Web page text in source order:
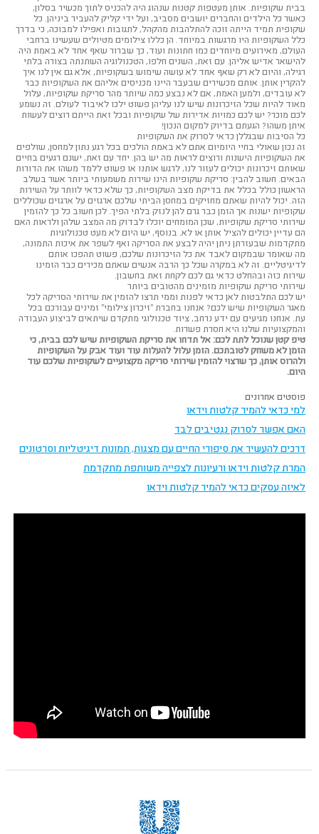
בבית שקופיות. אותן מעטפות קטנות שנהוג היה להכניס לתוך מכשיר בסלון,
כאשר כל הילדים והחברים יושבים מסביב, ועל ידי קליק להעביר ביניהן. כל
שקופית תמיד הייתה זוכה להתלהבות מהקהל, לתגובות ואפילו למבוכה, כי בדרך
כלל השקופיות היו מרגשות במיוחד. הן כללו צילומים מטיולים שעשינו ברחבי
העולם, מאירועים מיוחדים כמו חתונות ועוד, כך שברור שאף אחד לא באמת היה
להישאר אדיש אליהן. עם זאת, השנים חלפו, הטכנולוגיה השתנתה בצורה בלתי
רגילה, והיום לא רק שאף אחד לא עושה שימוש בשקופיות, אלא גם אין לנו איך
להקרין אותן. אותם מכשירים שבעבר היינו מכניסים אליהם את השקופיות כבר
לא עובדים, ולמען האמת, אם לא נבצע כמה שיותר מהר סריקת שקופיות, עלול
מאוד להיות שכל הזיכרונות שיש לנו עליהן פשוט ילכו לאיבוד לעולם. זה נשמע
לכם מוכר? יש לכם כמויות אדירות של שקופיות ובכל זאת הייתם רוצים לעשות
איתן משהו? הגעתם בדיוק למקום הנכון!
כל הסיבות שבגללן כדאי לסרוק את השקופיות
זה נכון שאולי בחיי היומיום אתם לא באמת הולכים בכל רגע נתון למחסן, שולפים
את השקופיות הישנות ורוצים לראות מה יש בהן. יחד עם זאת, ישנם רגעים בחיים
שאותם זיכרונות יכולים לעזור לנו, לרגש אותנו או פשוט ללמד משהו את הדורות
הבאים. חשוב להבין: סריקת שקופיות הינו שירות משמעותי ביותר אשר בשלב
הראשון כולל בכלל את בדיקת מצב השקופיות, כך שלא כדאי לוותר על השירות
הזה. יכול להיות שאתם מחזיקים במחסן הביתי שלכם ארגזים על ארגזים שכוללים
שקופיות ישנות אך הזמן כבר גרם להן לנזק בלתי הפיך. לכן חשוב כל כך להזמין
שירותי סריקת שקופיות, שכן המומחים יוכלו לבדוק מה המצב שלהן ולראות האם
הם עדיין יכולים להציל אותן או לא. בנוסף, יש היום לא מעט טכנולוגיות
מתקדמות שבעזרתן ניתן יהיה לבצע את הסריקה ואף לשפר את איכות התמונה,
מה שאומר שבמקום לאבד את כל הזיכרונות שלכם, פשוט תהפכו אותם
לדיגיטליים. זה לא במקרה שכל כך הרבה אנשים שאתם מכירים כבר הזמינו
שירות כזה ובהחלט כדאי גם לכם לקחת זאת בחשבון.
שירותי סריקת שקופיות מזמינים מהטובים ביותר
יש לכם התלבטות לאן כדאי לפנות וממי תרצו להזמין את שירותי הסריקה לכל
מאגר השקופיות שיש לכם? אנחנו בחברת "זיכרון צילומי" זמינים עבורכם בכל
עת. אנחנו מגיעים עם ידע נרחב, ציוד טכנולוגי מתקדם שיתאים לביצוע העבודה
והמקצועיות שלנו היא חסרת פשרות.
טיפ קטן שנוכל לתת לכם: אל תדחו את סריקת השקופיות שיש לכם בבית, כי
הזמן לא משחק לטובתכם. הזמן עלול להעלות עוד ועוד אבק על השקופיות
ולהרוס אותן, כך שרצוי להזמין שירותי סריקה מקצועיים לשקופיות שלכם עוד
היום.
פוסטים אחרונים
למי כדאי להמיר קלטות וידאו
האם אפשר לסרוק נגטיבים לבד
דרכים להעשיר את סיפורי החיים עם מצגות, תמונות דיגיטליות וסרטונים
המרת קלטות וידאו ורעיונות לצפייה משותפת מתקדמת
לאיזה עסקים כדאי להמיר קלטות וידאו